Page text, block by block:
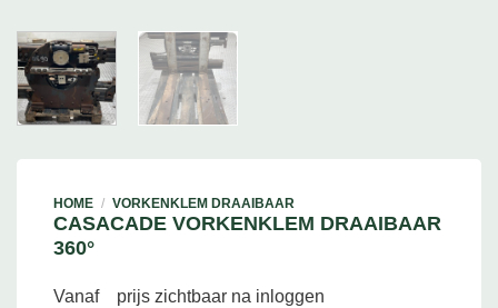
HOME / VORKENKLEM DRAAIBAAR
CASACADE VORKENKLEM DRAAIBAAR
360°
Vanaf prijs zichtbaar na inloggen